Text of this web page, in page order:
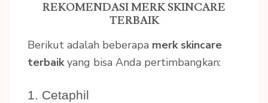
REKOMENDASI MERK SKINCARE
TERBAIK
Berikut adalah beberapa merk skincare
terbaikyang bisa Anda pertimbangkan:
1. Cetaphil